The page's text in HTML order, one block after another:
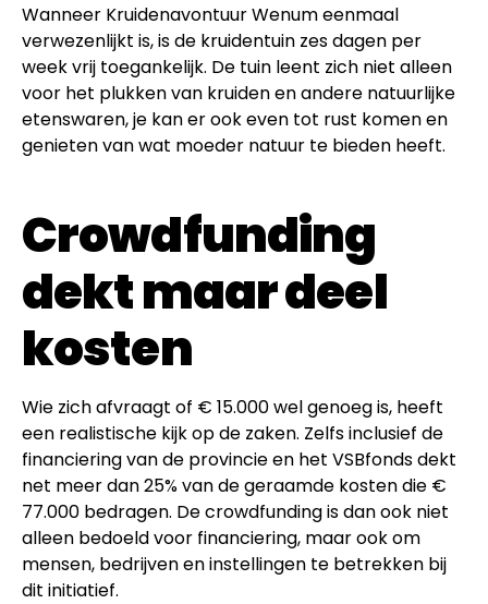
Wanneer Kruidenavontuur Wenum eenmaal
verwezenlijkt is, is de kruidentuin zes dagen per
week vrij toegankelijk. De tuin leent zich niet alleen
voor het plukken van kruiden en andere natuurlijke
etenswaren, je kan er ook even tot rust komen en
genieten van wat moeder natuur te bieden heeft.
Crowdfunding
dekt maar deel
kosten
Wie zich afvraagt of € 15.000 wel genoeg is, heeft
een realistische kijk op de zaken. Zelfs inclusief de
financiering van de provincie en het VSBfonds dekt
net meer dan 25% van de geraamde kosten die €
77.000 bedragen. De crowdfunding is dan ook niet
alleen bedoeld voor financiering, maar ook om
mensen, bedrijven en instellingen te betrekken bij
dit initiatief.